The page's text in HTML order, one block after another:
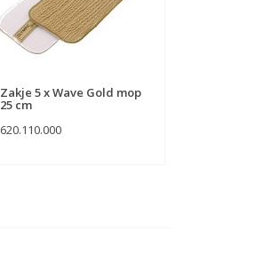
Zakje 5 x Wave Gold mop
25 cm
620.110.000